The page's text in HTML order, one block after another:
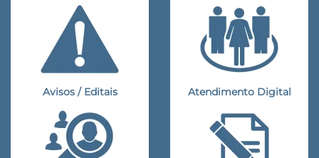
Avisos / Editais Atendimento Digital